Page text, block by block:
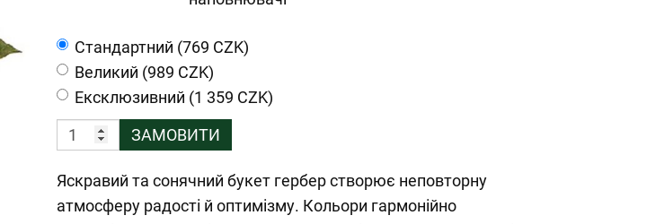
Cтандартний (769 CZK)
Великий (989 CZK)
Ексклюзивний (1 359 CZK)
ЗАМОВИТИ
Яскравий та сонячний букет гербер створює неповторну
атмосферу радості й оптимізму. Кольори гармонійно